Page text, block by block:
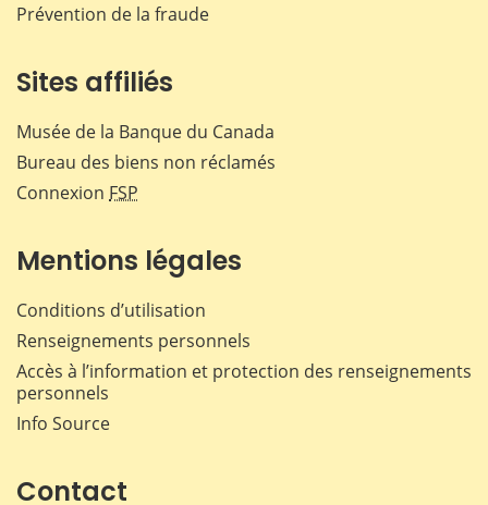
Prévention de la fraude
Sites affiliés
Musée de la Banque du Canada
Bureau des biens non réclamés
Connexion FSP
Mentions légales
Conditions d’utilisation
Renseignements personnels
Accès à l’information et protection des renseignements
personnels
Info Source
Contact